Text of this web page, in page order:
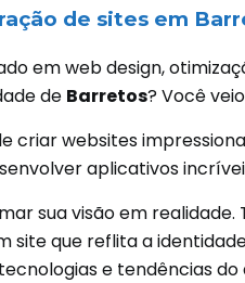
de sites em
em web design,
de Barretos? Você
criar websites
aplicativos
sua visão em
site que reflita a
e tendências